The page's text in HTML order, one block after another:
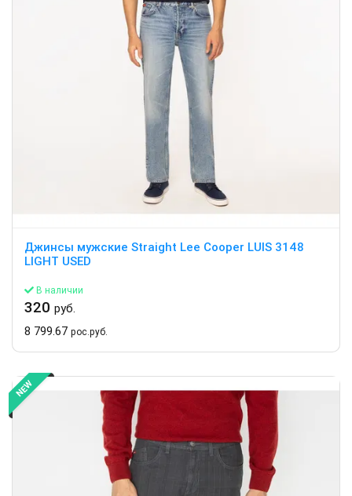
Джинсы мужские Straight Lee Cooper LUIS 3148
LIGHT USED
В наличии
320 руб.
8 799.67 рос.руб.
NEW